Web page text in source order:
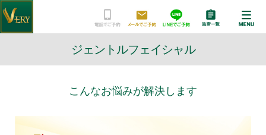
ジェントルフェイシャル
こんなお悩みが解決します